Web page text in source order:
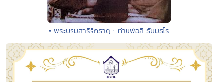
• พระบรมสารีริกธาตุ : ท่านพ่อลี ธัมมธโร